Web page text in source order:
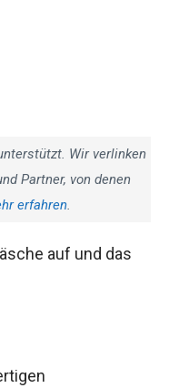
Wir verlinken
Partner, von denen
erfahren.
auf und das